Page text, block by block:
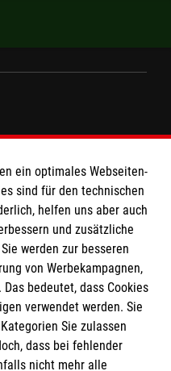
ein optimales Webseiten-
sind für den technischen
helfen uns aber auch
und zusätzliche
werden zur besseren
von Werbekampagnen,
bedeutet, dass Cookies
verwendet werden. Sie
Sie zulassen
dass bei fehlender
nicht mehr alle